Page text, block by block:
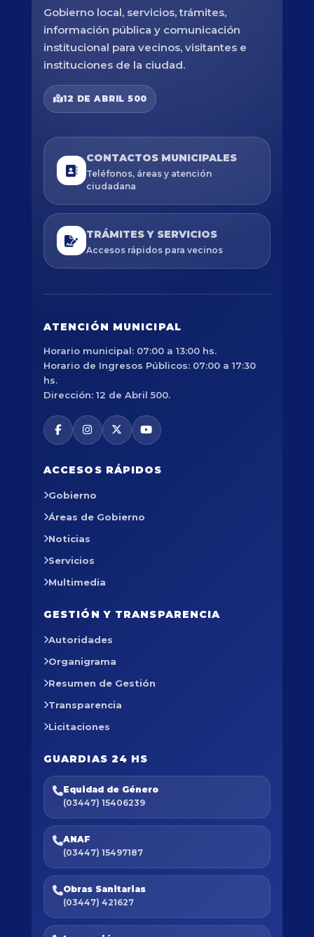
Gobierno local, servicios, trámites,
información pública y comunicación
institucional para vecinos, visitantes e
instituciones de la ciudad.
12 DE ABRIL 500
CONTACTOS MUNICIPALES
Teléfonos, áreas y atención
ciudadana
TRÁMITES Y SERVICIOS
Accesos rápidos para vecinos
ATENCIÓN MUNICIPAL
Horario municipal: 07:00 a 13:00 hs.
Horario de Ingresos Públicos: 07:00 a 17:30
hs.
Dirección: 12 de Abril 500.
ACCESOS RÁPIDOS
Gobierno
Áreas de Gobierno
Noticias
Servicios
Multimedia
GESTIÓN Y TRANSPARENCIA
Autoridades
Organigrama
Resumen de Gestión
Transparencia
Licitaciones
GUARDIAS 24 HS
Equidad de Género
(03447) 15406239
ANAF
(03447) 15497187
Obras Sanitarias
(03447) 421627